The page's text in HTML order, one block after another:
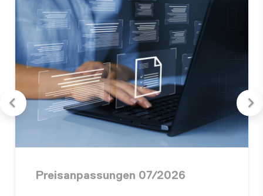
Preisanpassungen 07/2026